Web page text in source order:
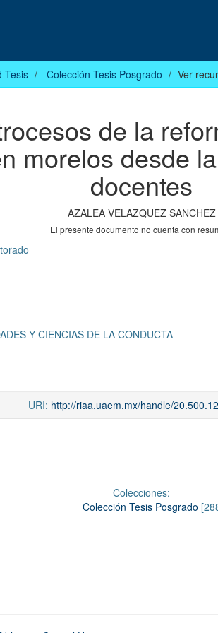
Tesis Colección Tesis Posgrado Ver
de la
morelos desde
docentes
AZALEA VELAZQUEZ SANCHEZ
El presente documento no cuenta con
Y CIENCIAS DE LA CONDUCTA
URI: http://riaa.uaem.mx/handle/
Colecciones:
Colección Tesis Posgrado